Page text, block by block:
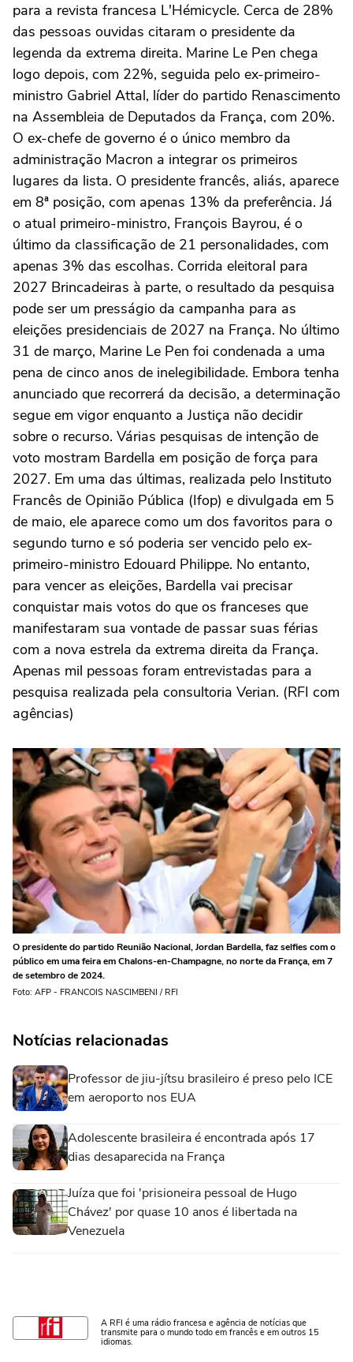
para a revista francesa L'Hémicycle. Cerca de 28%
das pessoas ouvidas citaram o presidente da
legenda da extrema direita. Marine Le Pen chega
logo depois, com 22%, seguida pelo ex-primeiro-
ministro Gabriel Attal, líder do partido Renascimento
na Assembleia de Deputados da França, com 20%.
O ex-chefe de governo é o único membro da
administração Macron a integrar os primeiros
lugares da lista. O presidente francês, aliás, aparece
em 8ª posição, com apenas 13% da preferência. Já
o atual primeiro-ministro, François Bayrou, é o
último da classificação de 21 personalidades, com
apenas 3% das escolhas. Corrida eleitoral para
2027 Brincadeiras à parte, o resultado da pesquisa
pode ser um presságio da campanha para as
eleições presidenciais de 2027 na França. No último
31 de março, Marine Le Pen foi condenada a uma
pena de cinco anos de inelegibilidade. Embora tenha
anunciado que recorrerá da decisão, a determinação
segue em vigor enquanto a Justiça não decidir
sobre o recurso. Várias pesquisas de intenção de
voto mostram Bardella em posição de força para
2027. Em uma das últimas, realizada pelo Instituto
Francês de Opinião Pública (Ifop) e divulgada em 5
de maio, ele aparece como um dos favoritos para o
segundo turno e só poderia ser vencido pelo ex-
primeiro-ministro Edouard Philippe. No entanto,
para vencer as eleições, Bardella vai precisar
conquistar mais votos do que os franceses que
manifestaram sua vontade de passar suas férias
com a nova estrela da extrema direita da França.
Apenas mil pessoas foram entrevistadas para a
pesquisa realizada pela consultoria Verian. (RFI com
agências)
O presidente do partido Reunião Nacional, Jordan Bardella, faz selfies com o
público em uma feira em Chalons-en-Champagne, no norte da França, em 7
de setembro de 2024.
Foto: AFP - FRANCOIS NASCIMBENI / RFI
Notícias relacionadas
Professor de jiu-jítsu brasileiro é preso pelo ICE
em aeroporto nos EUA
Adolescente brasileira é encontrada após 17
dias desaparecida na França
Juíza que foi 'prisioneira pessoal de Hugo
Chávez' por quase 10 anos é libertada na
Venezuela
A RFI é uma rádio francesa e agência de notícias que
transmite para o mundo todo em francês e em outros 15
idiomas.